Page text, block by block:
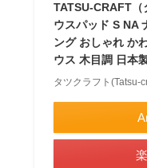
TATSU-CRAFT
ウスパッド S NA
ング おしゃれ か
ウス 木目調 日本
タツクラフト(Tatsu-